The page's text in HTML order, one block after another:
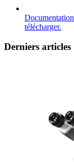
Documentation
télécharger.
Derniers articles